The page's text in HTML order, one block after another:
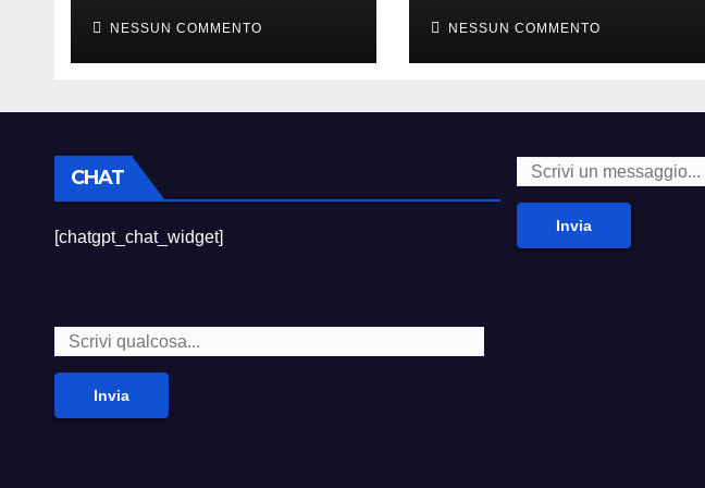
sempre divertito”
NESSUN COMMENTO
diedi alla moda’
NESSUN COMMENTO
CHAT
[chatgpt_chat_widget]
Invia
Invia